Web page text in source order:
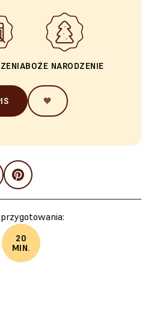
BOŻE NARODZENIE
🧡
20
MIN.